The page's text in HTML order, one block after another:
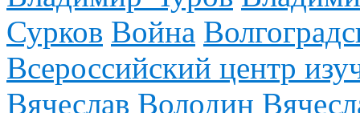
Сурков Война
Всероссийский центр
Вячеслав Володин